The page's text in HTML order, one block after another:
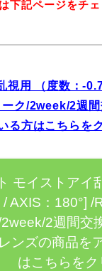
下記ページをチ
視用 （度数：-
ク/2week/2週
る方はこちらを
モイストアイ
AXIS：180°] /
2週間交
ンズの商品を
はこちらをク